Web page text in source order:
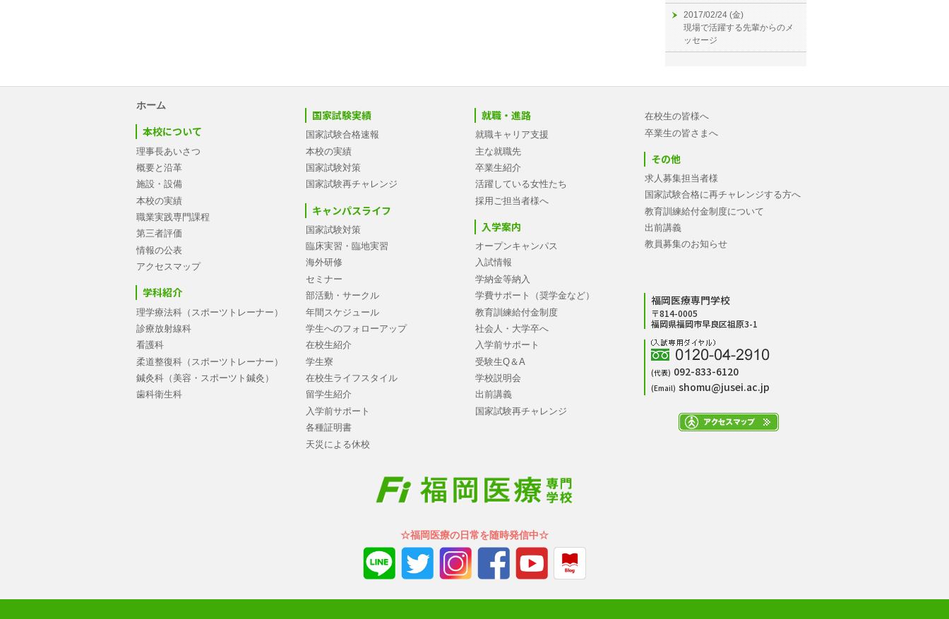
2017/02/24 (金)
現場で活躍する先輩からのメ
ッセージ
ホーム
本校について
理事長あいさつ
概要と沿革
施設・設備
本校の実績
職業実践専門課程
第三者評価
情報の公表
アクセスマップ
学科紹介
理学療法科（スポーツトレーナー）
診療放射線科
看護科
柔道整復科（スポーツトレーナー）
鍼灸科（美容・スポーツト鍼灸）
歯科衛生科
国家試験実績
国家試験合格速報
本校の実績
国家試験対策
国家試験再チャレンジ
キャンパスライフ
国家試験対策
臨床実習・臨地実習
海外研修
セミナー
部活動・サークル
年間スケジュール
学生へのフォローアップ
在校生紹介
学生寮
在校生ライフスタイル
留学生紹介
入学前サポート
各種証明書
天災による休校
就職・進路
就職キャリア支援
主な就職先
卒業生紹介
活躍している女性たち
採用ご担当者様へ
入学案内
オープンキャンパス
入試情報
学納金等納入
学費サポート（奨学金など）
教育訓練給付金制度
社会人・大学卒へ
入学前サポート
受験生Q＆A
学校説明会
出前講義
国家試験再チャレンジ
在校生の皆様へ
卒業生の皆さまへ
その他
求人募集担当者様
国家試験合格に再チャレンジする方へ
教育訓練給付金制度について
出前講義
教員募集のお知らせ
福岡医療専門学校
〒814-0005
福岡県福岡市早良区祖原3-1
(代表) 092-833-6120
(Email) shomu@jusei.ac.jp
☆福岡医療の日常を随時発信中☆